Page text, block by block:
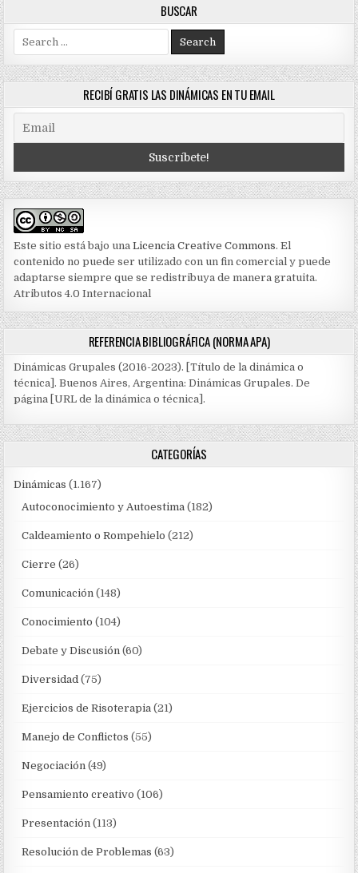
BUSCAR
for:
RECIBÍ GRATIS LAS DINÁMICAS EN TU EMAIL
Este sitio está bajo unaLicencia Creative Commons. El
contenido no puede ser utilizado con un fin comercial y puede
adaptarse siempre que se redistribuya de manera gratuita.
Atributos 4.0 Internacional
REFERENCIA BIBLIOGRÁFICA (NORMA APA)
Dinámicas Grupales (2016-2023). [Título de la dinámica o
técnica]. Buenos Aires, Argentina: Dinámicas Grupales. De
página [URL de la dinámica o técnica].
CATEGORÍAS
Dinámicas (1.167)
Autoconocimiento y Autoestima (182)
Caldeamiento o Rompehielo (212)
Cierre (26)
Comunicación (148)
Conocimiento (104)
Debate y Discusión (60)
Diversidad (75)
Ejercicios de Risoterapia (21)
Manejo de Conflictos (55)
Negociación (49)
Pensamiento creativo (106)
Presentación (113)
Resolución de Problemas (63)